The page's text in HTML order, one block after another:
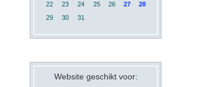
22
23 24 25 26 27
28
29
30 31
Website geschikt voor: